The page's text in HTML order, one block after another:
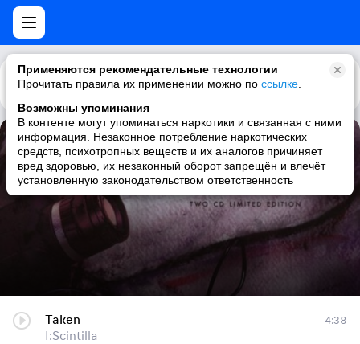
Применяются рекомендательные технологии
Прочитать правила их применении можно по ссылке
Возможны упоминания
В контенте могут упоминаться наркотики и связанная с ними
информация. Незаконное потребление наркотических
средств, психотропных веществ и их аналогов причиняет
вред здоровью, их незаконный оборот запрещён и влечёт
установленную законодательством ответственность
Каталог Рекомендации
Taken
I:Scintilla
Taken
I:Scintilla
4:38